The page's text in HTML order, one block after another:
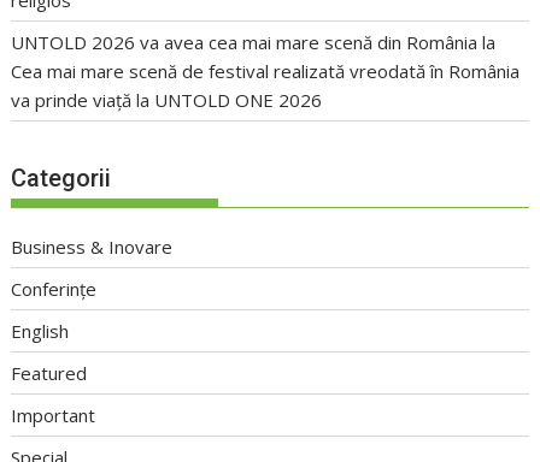
UNTOLD 2026 va avea cea mai mare scenă din România la
Cea mai mare scenă de festival realizată vreodată în România
va prinde viață la UNTOLD ONE 2026
Categorii
Business & Inovare
Conferințe
English
Featured
Important
Special